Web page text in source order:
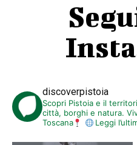
discoverpistoia
Scopri Pistoia e il
città, borghi e natura.
Toscana
Leggi